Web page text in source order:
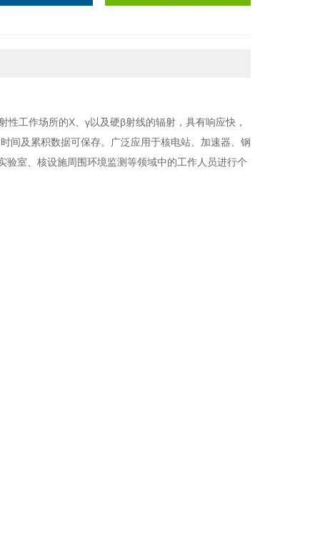
工作场所的X、γ以及硬β射线的辐射，具有响应快，
间及累积数据可保存。广泛应用于核电站、加速器、钢
室、核设施周围环境监测等领域中的工作人员进行个